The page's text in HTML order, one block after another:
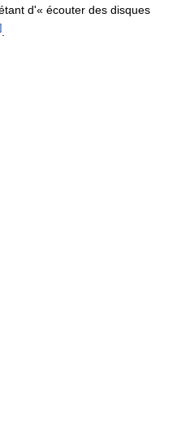
d'« écouter des disques
]